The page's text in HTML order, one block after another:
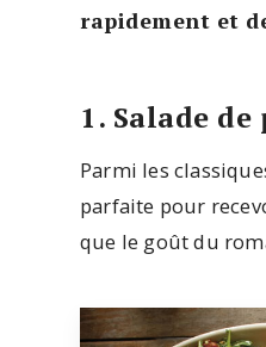
rapidement et
1. Salade
Parmi les
parfaite pour
que le goût du